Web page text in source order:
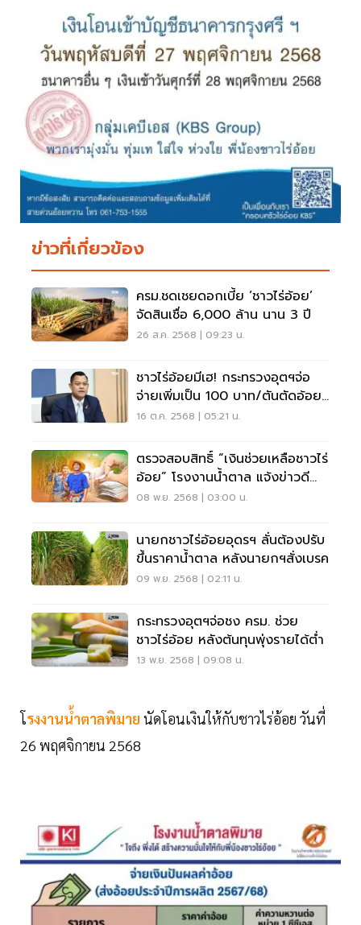
ข่าวที่เกี่ยวข้อง
ครม.ชดเชยดอกเบี้ย ‘ชาวไร่อ้อย’
จัดสินเชื่อ 6,000 ล้าน นาน 3 ปี
26 ส.ค. 2568 | 09:23 น.
ชาวไร่อ้อยมีเฮ! กระทรวงอุตฯจ่อ
จ่ายเพิ่มเป็น 100 บาท/ตันตัดอ้อย
สด
16 ต.ค. 2568 | 05:21 น.
ตรวจสอบสิทธิ์ “เงินช่วยเหลือชาวไร่
อ้อย” โรงงานน้ำตาล แจ้งข่าวดี
ธ.ก.ส. แจ้งแผนโอนเงินแล้ว
08 พ.ย. 2568 | 03:00 น.
นายกชาวไร่อ้อยอุดรฯ ลั่นต้องปรับ
ขึ้นราคาน้ำตาล หลังนายกฯสั่งเบรค
09 พ.ย. 2568 | 02:11 น.
กระทรวงอุตฯจ่อชง ครม. ช่วย
ชาวไร่อ้อย หลังต้นทุนพุ่งรายได้ต่ำ
13 พ.ย. 2568 | 09:08 น.
โรงงานน้ำตาลพิมาย นัดโอนเงินให้กับชาวไร่อ้อย วันที่
26 พฤศจิกายน 2568